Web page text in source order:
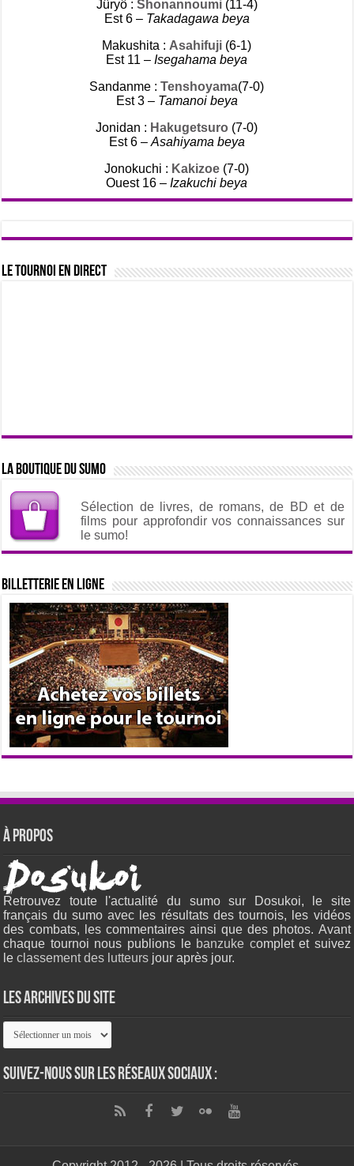
Jûryô : Shonannoumi (11-4)
Est 6 – Takadagawa beya
Makushita : Asahifuji (6-1)
Est 11 –Isegahama beya
Sandanme :Tenshoyama(7-0)
Est 3 – Tamanoi beya
Jonidan : Hakugetsuro (7-0)
Est 6 – Asahiyama beya
Jonokuchi : Kakizoe (7-0)
Ouest 16 –Izakuchi beya
Le tournoi en direct
La boutique du sumo
Sélection de livres, de romans, de BD et de
films pour approfondir vos connaissances sur
le sumo!
Billetterie en ligne
À propos
Retrouvez toute l'actualité du sumo sur Dosukoi, le site
français du sumo avec les résultats des tournois, les vidéos
des combats, les commentaires ainsi que des photos. Avant
chaque tournoi nous publions le banzuke complet et suivez
leclassement des lutteurs jour après jour.
Les archives du site
Les
archives
site
Suivez-nous sur les réseaux sociaux :